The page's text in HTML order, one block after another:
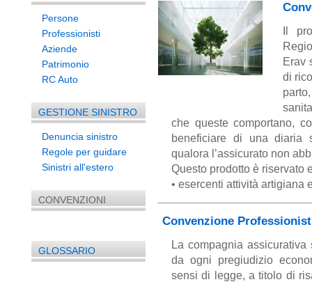
Persone
Professionisti
Aziende
Patrimonio
RC Auto
GESTIONE SINISTRO
Denuncia sinistro
Regole per guidare
Sinistri all'estero
CONVENZIONI
GLOSSARIO
Il
Erav
di
che queste comportano,
beneficiare di una diaria
qualora l’assicurato non
Questo prodotto è riservato
• esercenti attività
Convenzione
La compagnia
da ogni pregiudizio
sensi di legge, a titolo di